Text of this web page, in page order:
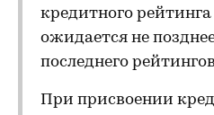
кредитного
ожидается не
последнего
При присвоении